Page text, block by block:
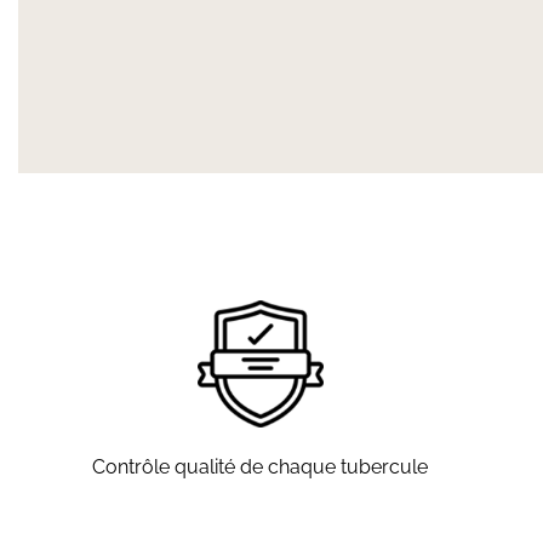
Contrôle qualité de chaque tubercule